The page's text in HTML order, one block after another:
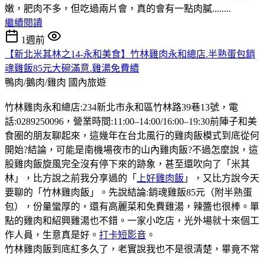
嫩，肥肉不多，但吃過兩片會，真的會有一點肉膩........
繼續閱讀
1週前
【新北米其林之14-永和美食】竹林雞肉永和總店.半熟蛋包銷
魂雞飯85元大碗滿意.雞湯免費續
鴨肉/鵝肉/雞肉 國內旅遊
竹林雞肉永和總店:234新北市永和區竹林路39巷13號，電
話:0289250096，營業時間:11:00–14:00/16:00–19:30前陣子和美
食圈的朋友聊起來，這幾年在台北風行的雞肉飯模式到底從何
開始?結論，可能是南機場夜市的山內雞肉飯?不過怎麼說，這
股雞肉飯旋風完全沒有停下來的跡象，甚至還吹向了「米其
林」，比方說之前我分享過的「
上好雞肉飯 」，又比方說今天
要聊的「竹林雞肉飯」。先說結論:銷魂雞飯85元（附半熟蛋
包），份量蠻厚的，還有高麗菜和免費雞湯，辣醬也很棒。單
點的雞肉和紹興雞湯也不錯。一家小吃店，光外場就十來個工
作人員，生意真是好。 打卡短影音 。
竹林雞肉飯到底紅多久了，老實說我也不是很清楚，畢竟不常